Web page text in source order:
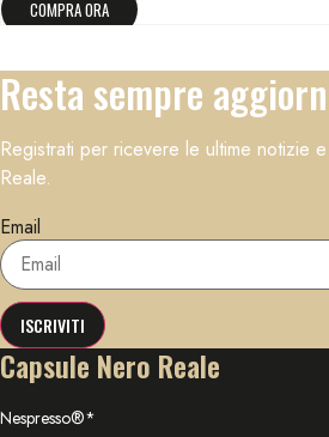
COMPRA ORA
Resta sempre
Registrati per ricevere le ultime notizie
Reale.
Email
ISCRIVITI
Capsule Nero Reale
Nespresso®*